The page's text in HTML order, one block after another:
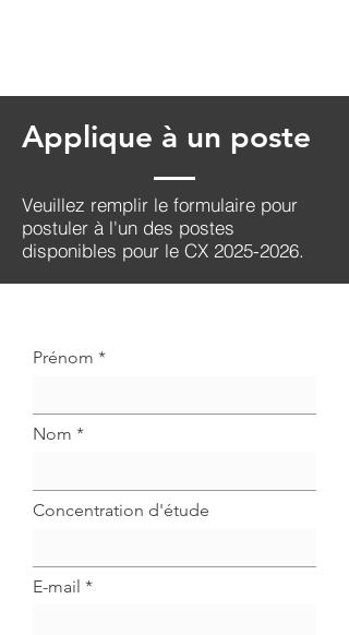
Applique à un poste
Veuillez remplir le formulaire pour
postuler à l'un des postes
disponibles pour le CX 2025-2026.
Prénom
Nom
Concentration d'étude
E-mail